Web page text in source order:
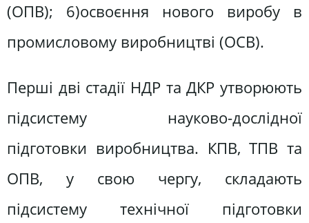
(ОПВ); 6)освоєння нового виробу в
промисловому виробництві (ОСВ).
Перші дві стадії НДР та ДКР утворюють
підсистему науково-дослідної
підготовки виробництва. КПВ, ТПВ та
ОПВ, у свою чергу, складають
підсистему технічної підготовки